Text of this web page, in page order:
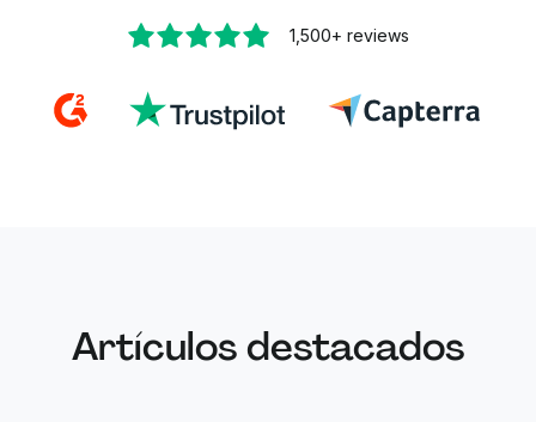
1,500+ reviews
Artículos destacados